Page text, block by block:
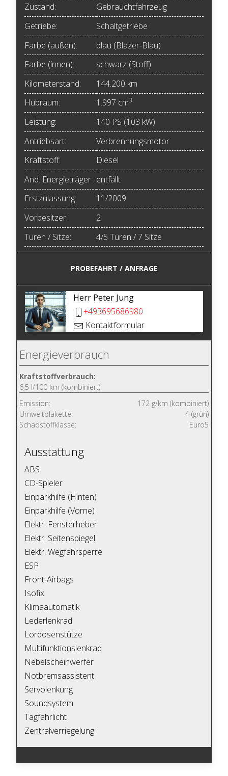
Zustand:
Gebrauchtfahrzeug
Getriebe:
Schaltgetriebe
Farbe (außen):
blau (Blazer-Blau)
Farbe (innen):
schwarz (Stoff)
Kilometerstand:
144.200 km
Hubraum:
1.997 cm3
Leistung:
140 PS (103 kW)
Antriebsart:
Verbrennungsmotor
Kraftstoff:
Diesel
And. Energieträger: entfällt
Erstzulassung:
11/2009
Vorbesitzer:
2
Türen / Sitze:
4/5 Türen / 7 Sitze
PROBEFAHRT / ANFRAGE
Herr Peter Jung
+493695686980
Kontaktformular
Energieverbrauch
Kraftstoffverbrauch:
6,5 l/100 km (kombiniert)
Emission:
172 g/km (kombiniert)
Umweltplakette:
4 (grün)
Schadstoffklasse:
Euro5
Ausstattung
ABS
CD-Spieler
Einparkhilfe (Hinten)
Einparkhilfe (Vorne)
Elektr. Fensterheber
Elektr. Seitenspiegel
Elektr. Wegfahrsperre
ESP
Front-Airbags
Isofix
Klimaautomatik
Lederlenkrad
Lordosenstütze
Multifunktionslenkrad
Nebelscheinwerfer
Notbremsassistent
Servolenkung
Soundsystem
Tagfahrlicht
Zentralverriegelung